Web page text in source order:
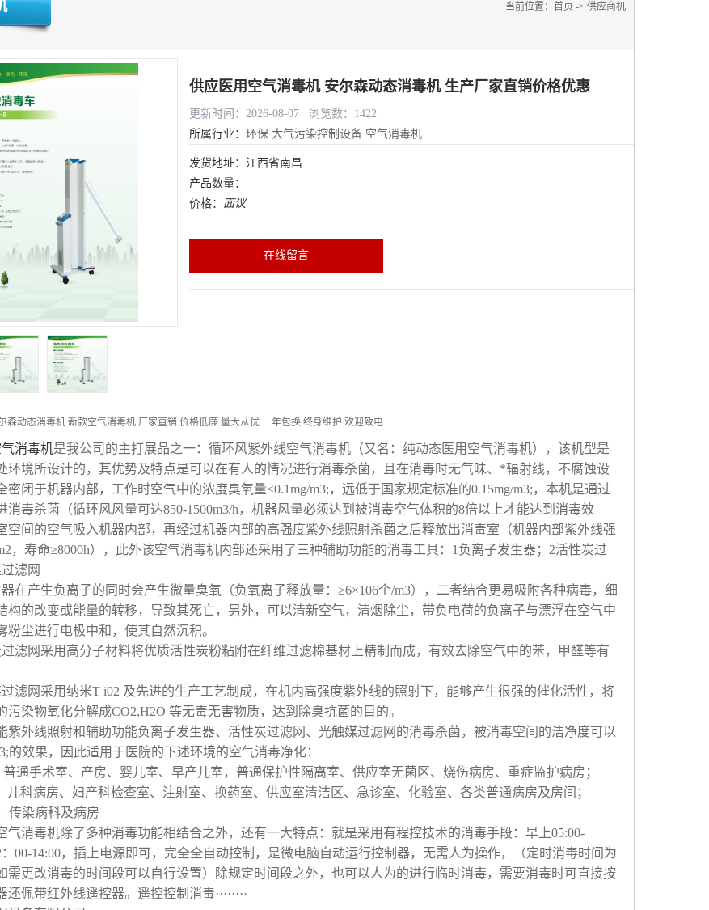
当前位置： 首页 -> 供应商机
供应医用空气消毒机 安尔森动态消毒机 生产厂家直销价格优惠
更新时间：2026-08-07 浏览数：1422
所属行业： 环保 大气污染控制设备 空气消毒机
发货地址：江西省南昌
产品数量：
价格： 面议
在线留言
森动态消毒机 新款空气消毒机 厂家直销 价格低廉 量大从优 一年包换 终身维护 欢迎致电
消毒机是我公司的主打展品之一：循环风紫外线空气消毒机（又名：纯动态医用空气消毒机），该机型是
环境所设计的，其优势及特点是可以在有人的情况进行消毒杀菌，且在消毒时无气味、*辐射线，不腐蚀设
密闭于机器内部，工作时空气中的浓度臭氧量≤0.1mg/m3; ，远低于国家规定标准的0.15mg/m3; ，本机是通过
消毒杀菌（循环风风量可达850-1500m3/h ，机器风量必须达到被消毒空气体积的8倍以上才能达到消毒效
空间的空气吸入机器内部，再经过机器内部的高强度紫外线照射杀菌之后释放出消毒室（机器内部紫外线强
，寿命≥8000h），此外该空气消毒机内部还采用了三种辅助功能的消毒工具： 1 负离子发生器； 2活性炭过
滤网
在产生负离子的同时会产生微量臭氧（负氧离子释放量：≥6×106个/m3），二者结合更易吸附各种病毒，细
构的改变或能量的转移，导致其死亡，另外，可以清新空气，清烟除尘，带负电荷的负离子与漂浮在空气中
粉尘进行电极中和，使其自然沉积。
滤网采用高分子材料将优质活性炭粉粘附在纤维过滤棉基材上精制而成，有效去除空气中的苯，甲醛等有
滤网采用纳米T i02 及先进的生产工艺制成，在机内高强度紫外线的照射下，能够产生很强的催化活性，将
污染物氧化分解成CO2,H2O 等无毒无害物质，达到除臭抗菌的目的。
紫外线照射和辅助功能负离子发生器、活性炭过滤网、光触媒过滤网的消毒杀菌，被消毒空间的洁净度可以
3;的效果，因此适用于医院的下述环境的空气消毒净化：
普通手术室、产房、婴儿室、早产儿室，普通保护性隔离室、供应室无菌区、烧伤病房、重症监护病房；
儿科病房、妇产科检查室、注射室、换药室、供应室清洁区、急诊室、化验室、各类普通病房及房间；
传染病科及病房
气消毒机除了多种消毒功能相结合之外，还有一大特点：就是采用有程控技术的消毒手段：早上05:00-
： 00-14:00，插上电源即可，完全全自动控制，是微电脑自动运行控制器，无需人为操作，（定时消毒时间为
需更改消毒的时间段可以自行设置）除规定时间段之外，也可以人为的进行临时消毒，需要消毒时可直接按
佩带红外线遥控器。遥控控制消毒········